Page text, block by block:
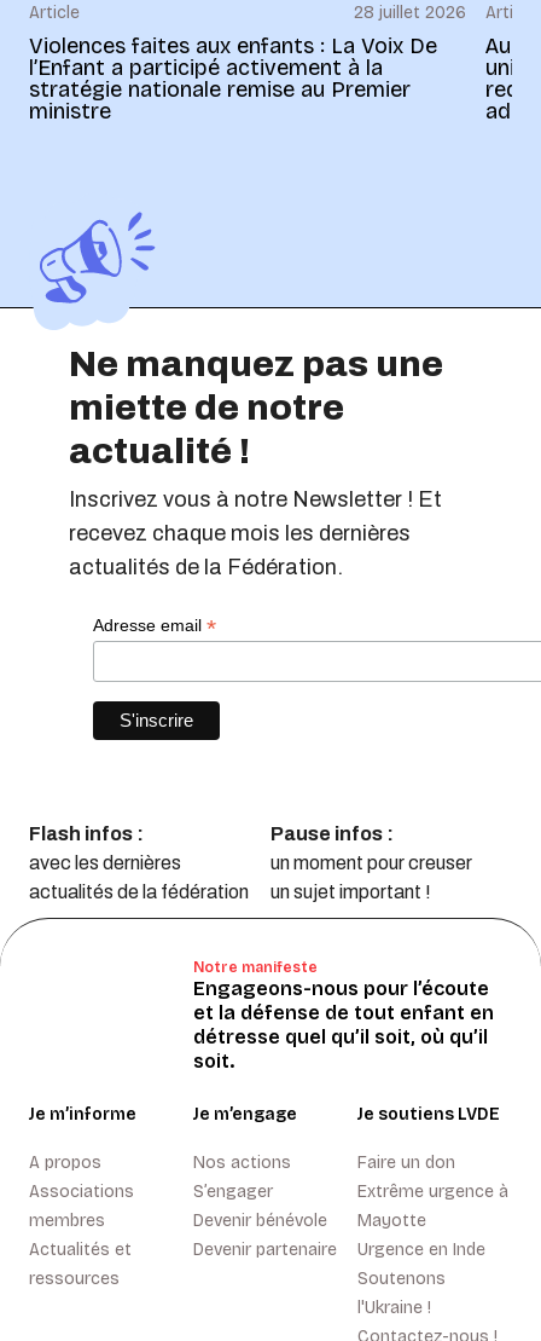
Article 28 juillet 2026
Violences faites aux enfants : La Voix De
l’Enfant a participé activement à la
stratégie nationale remise au Premier
ministre
Article
Au
Ne manquez pas une
miette de notre
actualité !
Inscrivez vous à notre Newsletter ! Et
recevez chaque mois les dernières
actualités de la Fédération.
Adresse email*
Flash infos :
avec les dernières
actualités de la fédération
Pause infos :
un moment pour creuser
un sujet important !
Notre manifeste
Engageons-nous pour l’écoute
et la défense de tout enfant en
détresse quel qu’il soit, où qu’il
soit.
Je m’informe
A propos
Associations
membres
Actualités et
ressources
Je m’engage
Nos actions
S’engager
Devenir bénévole
Devenir partenaire
Je soutiens LVDE
Faire un don
Extrême urgence à
Mayotte
Urgence en Inde
Soutenons
l'Ukraine !